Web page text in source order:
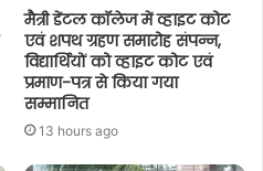
मैत्री डेंटल कॉलेज में व्हाइट कोट
एवं शपथ ग्रहण समारोह संपन्न,
विद्यार्थियों को व्हाइट कोट एवं
प्रमाण-पत्र से किया गया
सम्मानित
13 hours ago